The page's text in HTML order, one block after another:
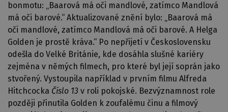
bonmotu: „Baarová má oči mandlové, zatímco Mandlová
má oči barové.“ Aktualizované znění bylo: „Baarová má
oči mandlové, zatímco Mandlová má oči barové. A Helga
Golden je prostě kráva.“ Po nepřijetí v Československu
odešla do Velké Británie, kde dosáhla slušné kariéry
zejména v němých filmech, pro které byl její soprán jako
stvořený. Vystoupila například v prvním filmu Alfreda
Hitchcocka Číslo 13 v roli pokojské. Bezvýznamnost role
později přinutila Golden k zoufalému činu a filmový